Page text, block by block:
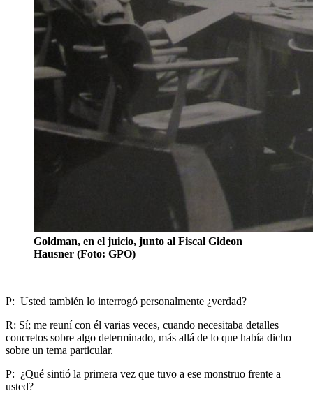
Goldman, en el juicio, junto al Fiscal Gideon
Hausner (Foto: GPO)
P: Usted también lo interrogó personalmente ¿verdad?
R: Sí; me reuní con él varias veces, cuando necesitaba detalles
concretos sobre algo determinado, más allá de lo que había dicho
sobre un tema particular.
P: ¿Qué sintió la primera vez que tuvo a ese monstruo frente a
usted?